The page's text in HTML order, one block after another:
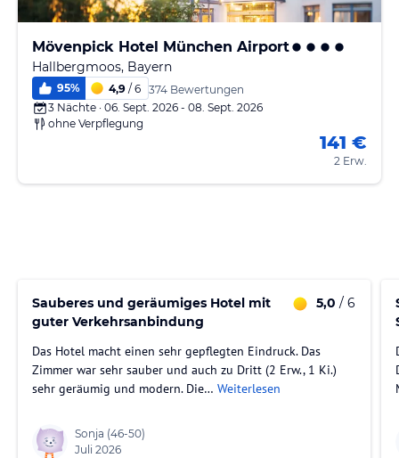
Mövenpick Hotel München Airport
Hallbergmoos, Bayern
95% 4,9 / 6 374 Bewertungen
3 Nächte · 06. Sept. 2026 - 08. Sept. 2026
ohne Verpflegung
141 €
2 Erw.
Sauberes und geräumiges Hotel mit
guter Verkehrsanbindung
5,0 / 6
Das Hotel macht einen sehr gepflegten Eindruck. Das
Zimmer war sehr sauber und auch zu Dritt (2 Erw., 1 Ki.)
sehr geräumig und modern. Die… Weiterlesen
Sonja (46-50)
Juli 2026